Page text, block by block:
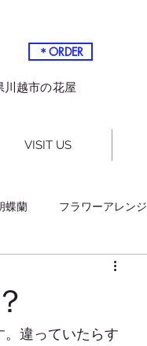
＊ORDER
川越市の花屋
VISIT US
蝶蘭 フラワーアレンジ
違っていたらす